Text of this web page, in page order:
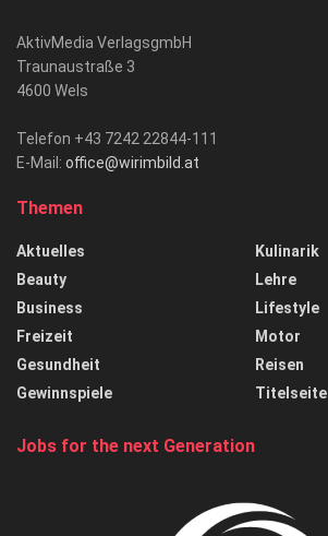
AktivMedia VerlagsgmbH
Traunaustraße 3
4600 Wels
Telefon +43 7242 22844-111
E-Mail: office@wirimbild.at
Themen
Aktuelles
Beauty
Business
Freizeit
Gesundheit
Gewinnspiele
Kulinarik
Lehre
Lifestyle
Motor
Reisen
Titelseite
Jobs for the next Generation